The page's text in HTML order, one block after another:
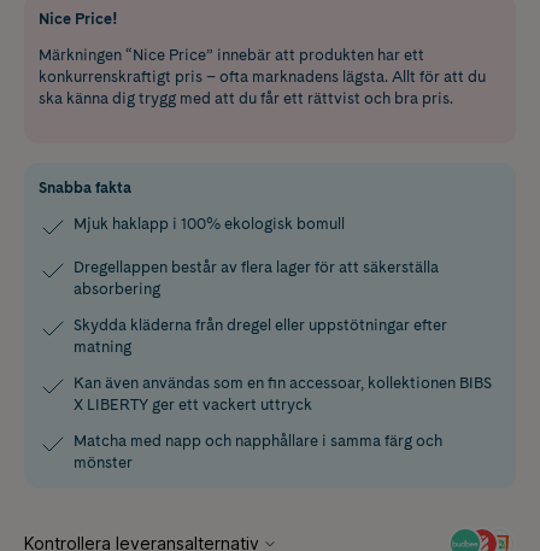
Nice Price!
Märkningen “Nice Price” innebär att produkten har ett
konkurrenskraftigt pris – ofta marknadens lägsta. Allt för att du
ska känna dig trygg med att du får ett rättvist och bra pris.
Snabba fakta
Mjuk haklapp i 100% ekologisk bomull
Dregellappen består av flera lager för att säkerställa
absorbering
Skydda kläderna från dregel eller uppstötningar efter
matning
Kan även användas som en fin accessoar, kollektionen BIBS
X LIBERTY ger ett vackert uttryck
Matcha med napp och napphållare i samma färg och
mönster